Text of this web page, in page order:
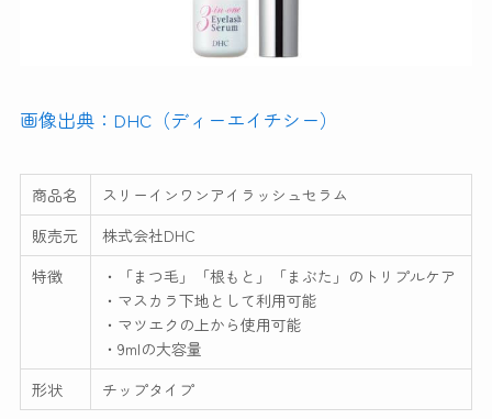
画像出典：DHC（ディーエイチシー）
商品名
スリーインワンアイラッシュセラム
販売元
株式会社DHC
特徴
・「まつ毛」「根もと」「まぶた」のトリプルケア
・マスカラ下地として利用可能
・マツエクの上から使用可能
・9mlの大容量
形状
チップタイプ